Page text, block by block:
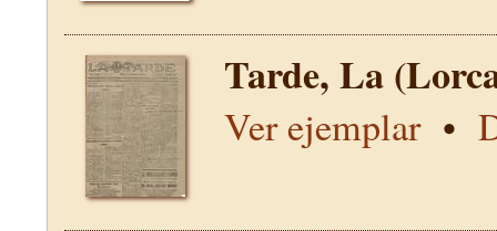
Tarde, La
Ver ejemplar•